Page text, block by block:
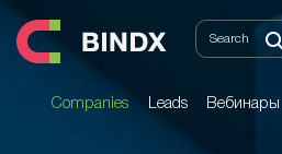
Companies Leads Вебинары
Companies Leads Вебинары